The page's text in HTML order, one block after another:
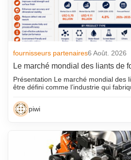
fournisseurs partenaires6 Août. 2026
Le marché mondial des liants de
Présentation Le marché mondial des
être défini comme l’industrie qui
piwi